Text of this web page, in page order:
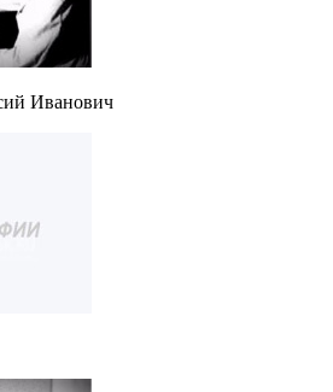
Иванович